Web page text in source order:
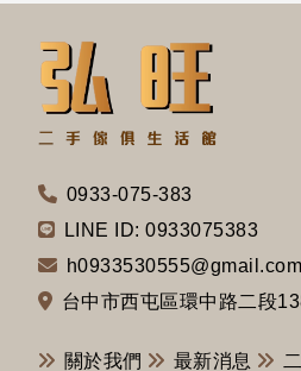
0933-075-383
LINE ID: 0933075383
h0933530555@gmail.com
台中市西屯區環中路二段
關於我們 最新消息